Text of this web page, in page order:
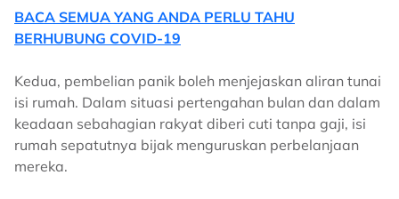
BACA SEMUA YANG ANDA PERLU TAHU
BERHUBUNG COVID-19
Kedua, pembelian panik boleh menjejaskan aliran tunai
isi rumah. Dalam situasi pertengahan bulan dan dalam
keadaan sebahagian rakyat diberi cuti tanpa gaji, isi
rumah sepatutnya bijak menguruskan perbelanjaan
mereka.